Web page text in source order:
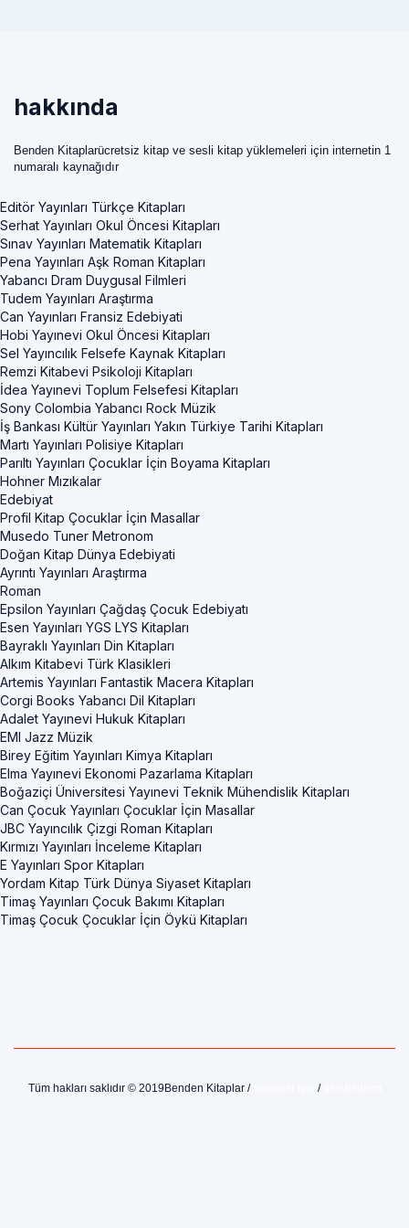
hakkında
Benden Kitaplarücretsiz kitap ve sesli kitap yüklemeleri için internetin 1
numaralı kaynağıdır
Editör Yayınları Türkçe Kitapları
Serhat Yayınları Okul Öncesi Kitapları
Sınav Yayınları Matematik Kitapları
Pena Yayınları Aşk Roman Kitapları
Yabancı Dram Duygusal Filmleri
Tudem Yayınları Araştırma
Can Yayınları Fransiz Edebiyati
Hobi Yayınevi Okul Öncesi Kitapları
Sel Yayıncılık Felsefe Kaynak Kitapları
Remzi Kitabevi Psikoloji Kitapları
İdea Yayınevi Toplum Felsefesi Kitapları
Sony Colombia Yabancı Rock Müzik
İş Bankası Kültür Yayınları Yakın Türkiye Tarihi Kitapları
Martı Yayınları Polisiye Kitapları
Parıltı Yayınları Çocuklar İçin Boyama Kitapları
Hohner Mızıkalar
Edebiyat
Profil Kitap Çocuklar İçin Masallar
Musedo Tuner Metronom
Doğan Kitap Dünya Edebiyati
Ayrıntı Yayınları Araştırma
Roman
Epsilon Yayınları Çağdaş Çocuk Edebiyatı
Esen Yayınları YGS LYS Kitapları
Bayraklı Yayınları Din Kitapları
Alkım Kitabevi Türk Klasikleri
Artemis Yayınları Fantastik Macera Kitapları
Corgi Books Yabancı Dil Kitapları
Adalet Yayınevi Hukuk Kitapları
EMI Jazz Müzik
Birey Eğitim Yayınları Kimya Kitapları
Elma Yayınevi Ekonomi Pazarlama Kitapları
Boğaziçi Üniversitesi Yayınevi Teknik Mühendislik Kitapları
Can Çocuk Yayınları Çocuklar İçin Masallar
JBC Yayıncılık Çizgi Roman Kitapları
Kırmızı Yayınları İnceleme Kitapları
E Yayınları Spor Kitapları
Yordam Kitap Türk Dünya Siyaset Kitapları
Timaş Yayınları Çocuk Bakımı Kitapları
Timaş Çocuk Çocuklar İçin Öykü Kitapları
Tüm hakları saklıdır © 2019Benden Kitaplar / /